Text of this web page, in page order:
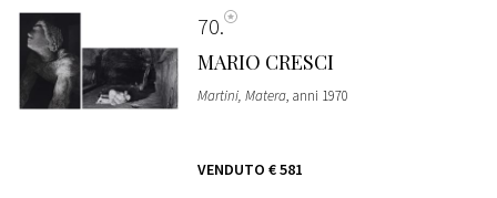
70
MARIO CRESCI
Martini, Matera, anni 1970
VENDUTO € 581